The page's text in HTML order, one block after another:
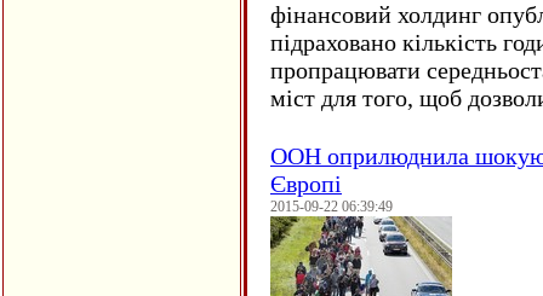
фінансовий холдинг
підраховано кількість
пропрацювати
міст для того, щоб
ООН оприлюднила
Європі
2015-09-22 06:39:49